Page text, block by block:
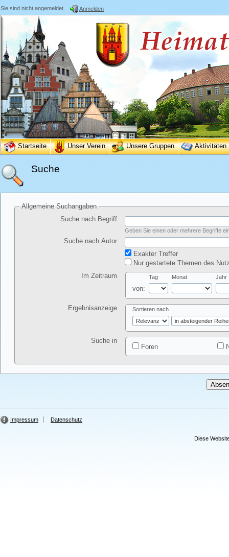
Sie sind nicht angemeldet. Anmelden
Startseite Unser Verein Unsere Gruppen Aktivitäten
Suche
Allgemeine Suchangaben
Suche nach Begriff
Geben Sie einen oder mehrere Begriffe
Suche nach Autor
Exakter Treffer
Nur gestartete Themen des
Im Zeitraum
von:
Tag Monat Jahr
Ergebnisanzeige Sortieren nach
Suche in
Foren
Impressum Datenschutz
Diese